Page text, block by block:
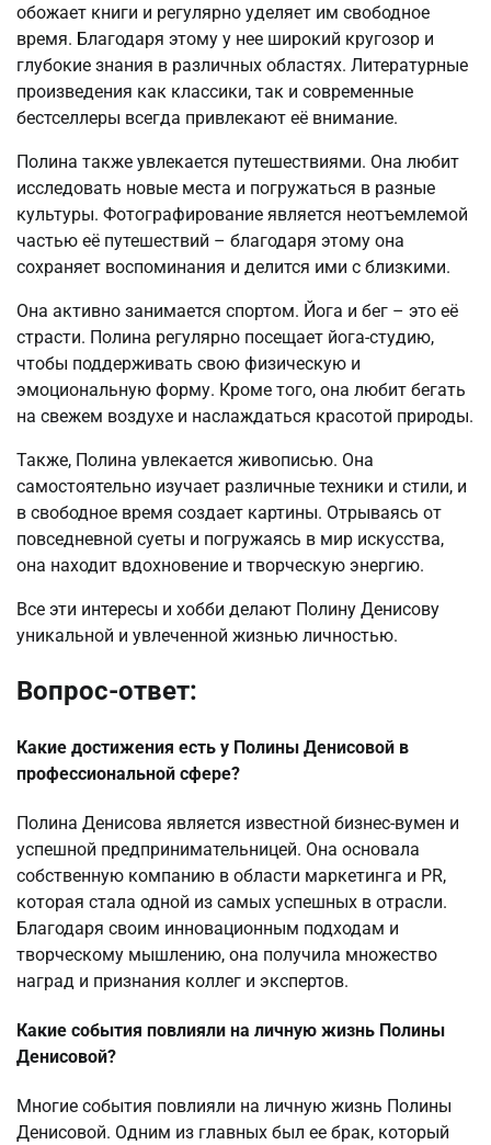
обожает книги и регулярно уделяет им свободное
время. Благодаря этому у нее широкий кругозор и
глубокие знания в различных областях. Литературные
произведения как классики, так и современные
бестселлеры всегда привлекают её внимание.
Полина также увлекается путешествиями. Она любит
исследовать новые места и погружаться в разные
культуры. Фотографирование является неотъемлемой
частью её путешествий – благодаря этому она
сохраняет воспоминания и делится ими с близкими.
Она активно занимается спортом. Йога и бег – это её
страсти. Полина регулярно посещает йога-студию,
чтобы поддерживать свою физическую и
эмоциональную форму. Кроме того, она любит бегать
на свежем воздухе и наслаждаться красотой природы.
Также, Полина увлекается живописью. Она
самостоятельно изучает различные техники и стили, и
в свободное время создает картины. Отрываясь от
повседневной суеты и погружаясь в мир искусства,
она находит вдохновение и творческую энергию.
Все эти интересы и хобби делают Полину Денисову
уникальной и увлеченной жизнью личностью.
Вопрос-ответ:
Какие достижения есть у Полины Денисовой в
профессиональной сфере?
Полина Денисова является известной бизнес-вумен и
успешной предпринимательницей. Она основала
собственную компанию в области маркетинга и PR,
которая стала одной из самых успешных в отрасли.
Благодаря своим инновационным подходам и
творческому мышлению, она получила множество
наград и признания коллег и экспертов.
Какие события повлияли на личную жизнь Полины
Денисовой?
Многие события повлияли на личную жизнь Полины
Денисовой. Одним из главных был ее брак, который